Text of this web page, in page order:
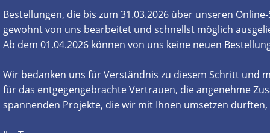
Bestellungen, die bis zum 31.03.2026 über unseren
gewohnt von uns bearbeitet und schnellst möglich
Ab dem 01.04.2026 können von uns keine neuen
Wir bedanken uns für Verständnis zu diesem Schritt und
für das entgegengebrachte Vertrauen, die angenehme
spannenden Projekte, die wir mit Ihnen umsetzen